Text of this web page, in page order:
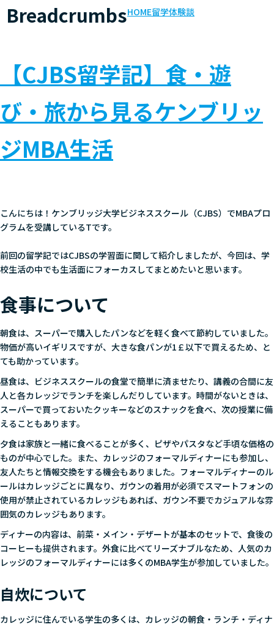
BreadcrumbsHOME留学体験談
【CJBS留学記】食・遊
び・旅から見るケンブリッ
ジMBA生活
こんにちは！ケンブリッジ大学ビジネススクール（CJBS）でMBAプロ
グラムを受講しているTです。
前回の留学記ではCJBSの学習面に関して紹介しましたが、今回は、学
校生活の中でも生活面にフォーカスしてまとめたいと思います。
食事について
朝食は、スーパーで購入したパンなどを軽く食べて節約していました。
物価が高いイギリスですが、大きな食パンが1￡以下で買えるため、と
ても助かっています。
昼食は、ビジネススクールの食堂で簡単に済ませたり、講義の合間に友
人と各カレッジでランチを楽しんだりしています。時間がないときは、
スーパーで買っておいたクッキーなどのスナックを食べ、次の授業に備
えることもあります。
夕食は家族と一緒に食べることが多く、ピザやパスタなど手頃な価格の
ものが中心でした。また、カレッジのフォーマルディナーにも参加し、
友人たちと情報交換をする機会もありました。フォーマルディナーのル
ールはカレッジごとに異なり、ガウンの着用が必須でスマートフォンの
使用が禁止されているカレッジもあれば、ガウン不要でカジュアルな雰
囲気のカレッジもあります。
ディナーの内容は、前菜・メイン・デザートが基本のセットで、食後の
コーヒーも提供されます。外食に比べてリーズナブルなため、人気のカ
レッジのフォーマルディナーには多くのMBA学生が参加していました。
自炊について
カレッジに住んでいる学生の多くは、カレッジの朝食・ランチ・ディナ